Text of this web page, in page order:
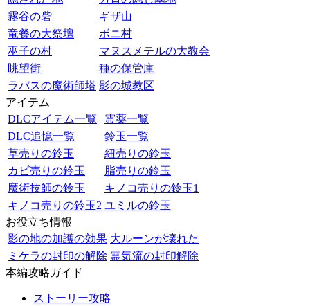
霧谷の砦
ギザ山
竜餐の大祭壇
ボニ村
巫子の村
マヌスメテルの大教会
眺望街
種の保管庫
ラバスの魔術師塔 影の城教区
アイテム
DLCアイテム一覧
霊薬一覧
DLC追憶一覧
鈴玉一覧
草売りの鈴玉
紐売りの鈴玉
カビ売りの鈴玉
脂売りの鈴玉
魔術技師の鈴玉
キノコ売りの鈴玉1
キノコ売りの鈴玉2 ユミルの鈴玉
お役立ち情報
影の地の加護の効果 大ルーンが壊れた
ミケラの封印の解除 霊気流の封印解除
本編攻略ガイド
ストーリー攻略